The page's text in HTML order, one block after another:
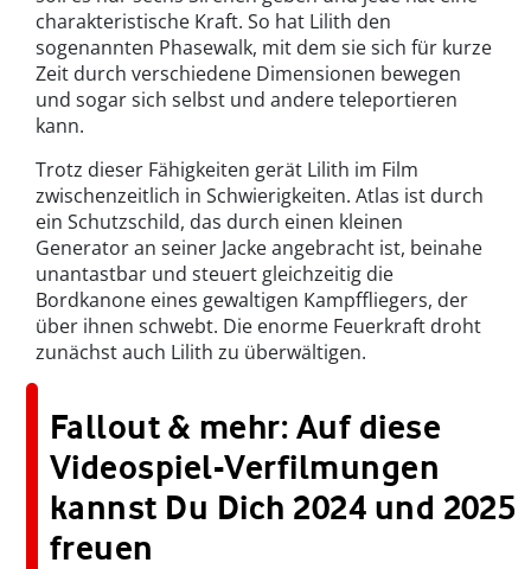
charakteristische Kraft. So hat Lilith den
sogenannten Phasewalk, mit dem sie sich für kurze
Zeit durch verschiedene Dimensionen bewegen
und sogar sich selbst und andere teleportieren
kann.
Trotz dieser Fähigkeiten gerät Lilith im Film
zwischenzeitlich in Schwierigkeiten. Atlas ist durch
ein Schutzschild, das durch einen kleinen
Generator an seiner Jacke angebracht ist, beinahe
unantastbar und steuert gleichzeitig die
Bordkanone eines gewaltigen Kampffliegers, der
über ihnen schwebt. Die enorme Feuerkraft droht
zunächst auch Lilith zu überwältigen.
Fallout & mehr: Auf diese
Videospiel-Verfilmungen
kannst Du Dich 2024 und 2025
freuen